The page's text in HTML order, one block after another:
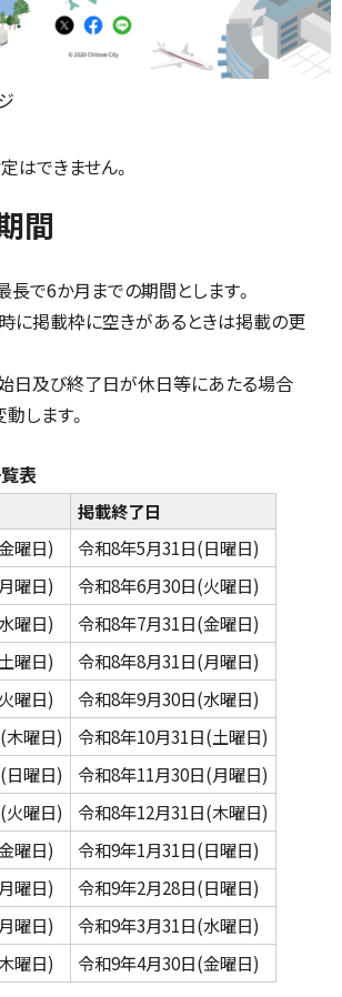
できません。
間
長で6か月までの期間とします。
に掲載枠に空きがあるときは掲載の更
日及び終了日が休日等にあたる場合
します。
表
掲載終了日
曜日)
令和8年5月31日(日曜日)
曜日)
令和8年6月30日(火曜日)
曜日)
令和8年7月31日(金曜日)
曜日)
令和8年8月31日(月曜日)
曜日)
令和8年9月30日(水曜日)
木曜日)
令和8年10月31日(土曜日)
日曜日)
令和8年11月30日(月曜日)
火曜日)
令和8年12月31日(木曜日)
曜日)
令和9年1月31日(日曜日)
曜日)
令和9年2月28日(日曜日)
曜日)
令和9年3月31日(水曜日)
曜日)
令和9年4月30日(金曜日)